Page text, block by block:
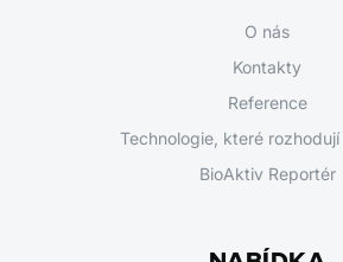
O nás
Kontakty
Reference
Technologie, které
BioAktiv Reportér